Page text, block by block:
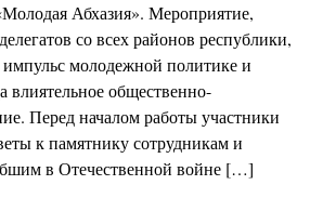
Абхазия». Мероприятие,
со всех районов республики,
молодежной политике и
влиятельное общественно-
Перед началом работы участники
к памятнику сотрудникам и
в Отечественной войне […]